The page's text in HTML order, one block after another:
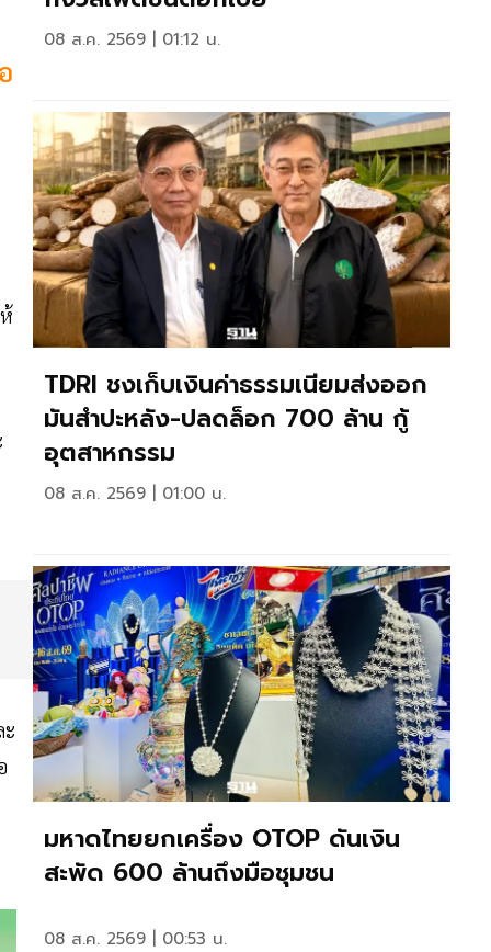
08 ส.ค. 2569 | 01:12 น.
TDRI ชงเก็บเงินค่าธรรมเนียมส่งออก
มันสำปะหลัง-ปลดล็อก 700 ล้าน กู้
อุตสาหกรรม
08 ส.ค. 2569 | 01:00 น.
มหาดไทยยกเครื่อง OTOP ดันเงิน
สะพัด 600 ล้านถึงมือชุมชน
08 ส.ค. 2569 | 00:53 น.